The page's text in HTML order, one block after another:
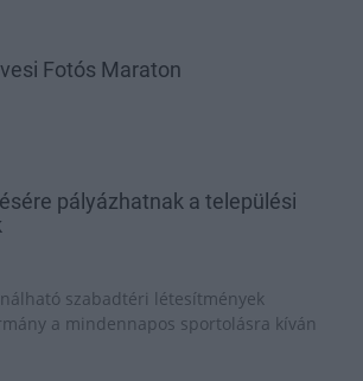
Fotós Maraton
pályázhatnak a települési
szabadtéri létesítmények
a mindennapos sportolásra kíván